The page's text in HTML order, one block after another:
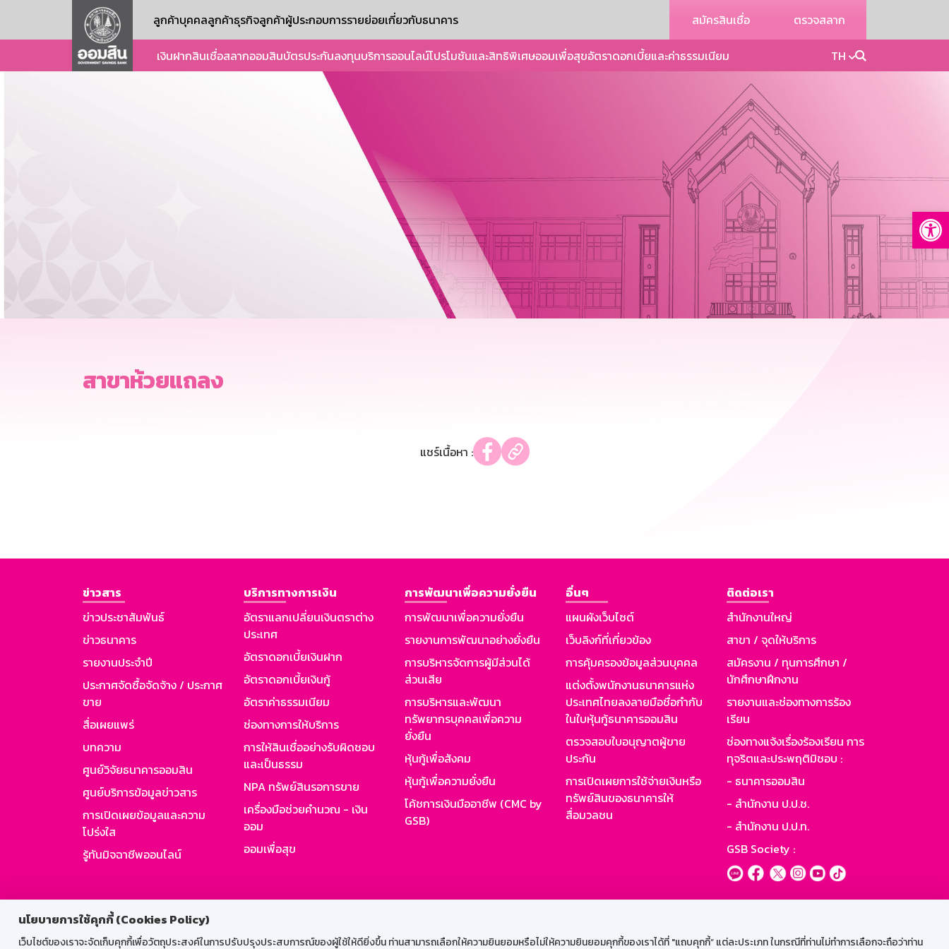
นโยบายการใช้คุกกี้ (Cookies Policy)
เว็บไซต์ของเราจะจัดเก็บคุกกี้เพื่อวัตถุประสงค์ในการปรับปรุงประสบการณ์ของผู้ใช้ให้ดียิ่งขึ้น ท่านสามารถเลือกให้ความยินยอมหรือไม่ให้ความยินยอมคุกกี้ของเราได้ที่ "แถบคุกกี้” แต่ละประเภท ในกรณีที่ท่านไม่ทำการเลือกจะถือว่าท่าน
ลูกค้าบุคคลลูกค้าธุรกิจลูกค้าผู้ประกอบการรายย่อยเกี่ยวกับธนาคาร สมัครสินเชื่อ ตรวจสลาก
เงินฝากสินเชื่อสลากออมสินบัตรประกันลงทุนบริการออนไลน์โปรโมชันและสิทธิพิเศษออมเพื่อสุขอัตราดอกเบี้ยและค่าธรรมเนียม TH
สาขาห้วยแถลง
แชร์เนื้อหา :
ข่าวสาร
ข่าวประชาสัมพันธ์
ข่าวธนาคาร
รายงานประจำปี
ประกาศจัดซื้อจัดจ้าง / ประกาศ
ขาย
สื่อเผยแพร่
บทความ
ศูนย์วิจัยธนาคารออมสิน
ศูนย์บริการข้อมูลข่าวสาร
การเปิดเผยข้อมูลและความ
โปร่งใส
รู้ทันมิจฉาชีพออนไลน์
บริการทางการเงิน
อัตราแลกเปลี่ยนเงินตราต่าง
ประเทศ
อัตราดอกเบี้ยเงินฝาก
อัตราดอกเบี้ยเงินกู้
อัตราค่าธรรมเนียม
ช่องทางการให้บริการ
การให้สินเชื่ออย่างรับผิดชอบ
และเป็นธรรม
NPA ทรัพย์สินรอการขาย
เครื่องมือช่วยคำนวณ - เงิน
ออม
ออมเพื่อสุข
การพัฒนาเพื่อความยั่งยืน
การพัฒนาเพื่อความยั่งยืน
รายงานการพัฒนาอย่างยั่งยืน
การบริหารจัดการผู้มีส่วนได้
ส่วนเสีย
การบริหารและพัฒนา
ทรัพยากรบุคคลเพื่อความ
ยั่งยืน
หุ้นกู้เพื่อสังคม
หุ้นกู้เพื่อความยั่งยืน
โค้ชการเงินมืออาชีพ (CMC by
GSB)
อื่นๆ
แผนผังเว็บไซต์
เว็บลิงก์ที่เกี่ยวข้อง
การคุ้มครองข้อมูลส่วนบุคคล
แต่งตั้งพนักงานธนาคารแห่ง
ประเทศไทยลงลายมือชื่อกำกับ
ในใบหุ้นกู้ธนาคารออมสิน
ตรวจสอบใบอนุญาตผู้ขาย
ประกัน
การเปิดเผยการใช้จ่ายเงินหรือ
ทรัพย์สินของธนาคารให้
สื่อมวลชน
ติดต่อเรา
สำนักงานใหญ่
สาขา / จุดให้บริการ
สมัครงาน / ทุนการศึกษา /
นักศึกษาฝึกงาน
รายงานและช่องทางการร้อง
เรียน
ช่องทางแจ้งเรื่องร้องเรียน การ
ทุจริตและประพฤติมิชอบ :
- ธนาคารออมสิน
- สำนักงาน ป.ป.ช.
- สำนักงาน ป.ป.ท.
GSB Society :